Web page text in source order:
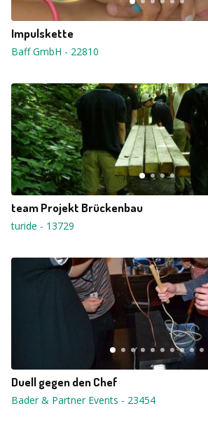
Impulskette
Baff GmbH - 22810
team Projekt Brückenbau
turide - 13729
Duell gegen den Chef
Bader & Partner Events - 23454